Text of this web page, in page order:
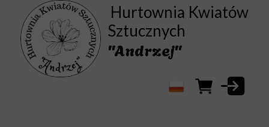
Hurtownia Kwiatów
Sztucznych
"Andrzej"